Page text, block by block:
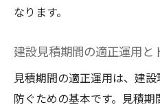
コツ
建設見積での数量
特殊材料の個別見
なります。
建設見積期間の適正運用と
見積期間の適正運用は、建
防ぐための基本です。見積